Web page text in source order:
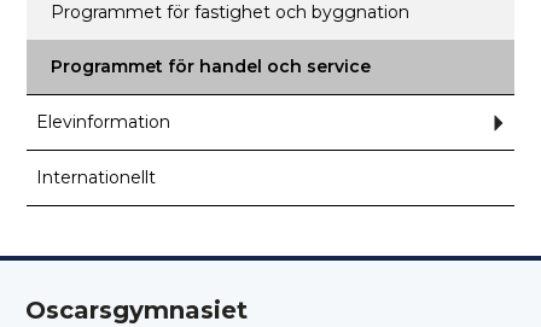
Programmet för fastighet och byggnation
Programmet för handel och service
Elevinformation
Internationellt
Oscarsgymnasiet